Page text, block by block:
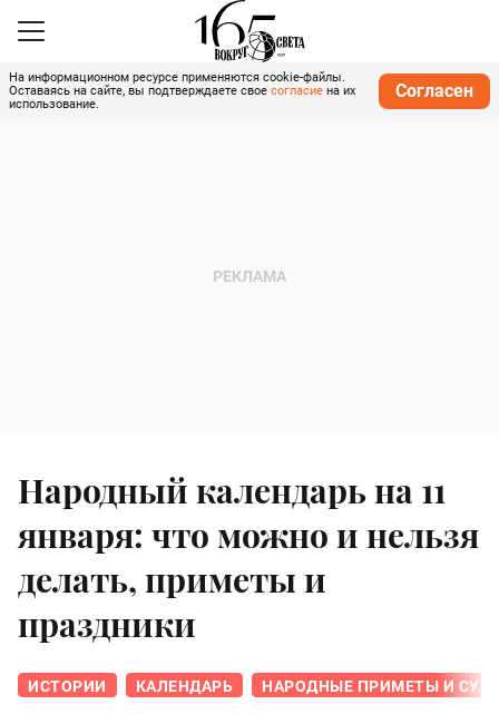
На информационном ресурсе применяются cookie-файлы.
Оставаясь на сайте, вы подтверждаете свое согласие на их
использование.
Согласен
Народный календарь на 11
января: что можно и нельзя
делать, приметы и
праздники
ИСТОРИИ КАЛЕНДАРЬ НАРОДНЫЕ ПРИМЕТЫ И